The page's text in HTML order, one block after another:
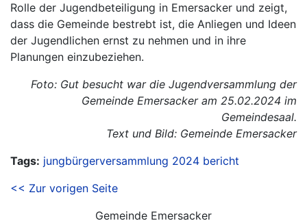
Rolle der Jugendbeteiligung in Emersacker und zeigt,
dass die Gemeinde bestrebt ist, die Anliegen und Ideen
der Jugendlichen ernst zu nehmen und in ihre
Planungen einzubeziehen.
Foto: Gut besucht war die Jugendversammlung der
Gemeinde Emersacker am 25.02.2024 im
Gemeindesaal.
Text und Bild: Gemeinde Emersacker
Tags: jungbürgerversammlung 2024 bericht
<< Zur vorigen Seite
Gemeinde Emersacker